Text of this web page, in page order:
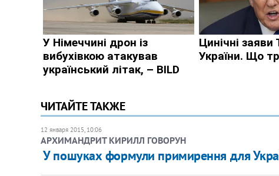
ЧИТАЙТЕ ТАКЖЕ
12 января 2015, 10:06
АРХИМАНДРИТ КИРИЛЛ ГОВОРУН
У пошуках формули примирення для